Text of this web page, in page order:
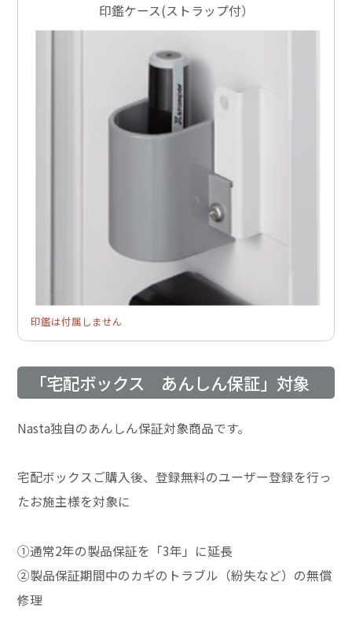
印鑑ケース(ストラップ付）
印鑑は付属しません
「宅配ボックス あんしん保証」対象
Nasta独自のあんしん保証対象商品です。
宅配ボックスご購入後、登録無料のユーザー登録を行っ
たお施主様を対象に
①通常2年の製品保証を「3年」に延長
②製品保証期間中のカギのトラブル（紛失など）の無償
修理